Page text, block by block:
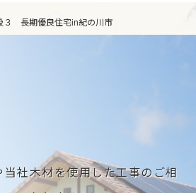
３ 長期優良住宅in紀の川市
社木材を使用した工事のご相